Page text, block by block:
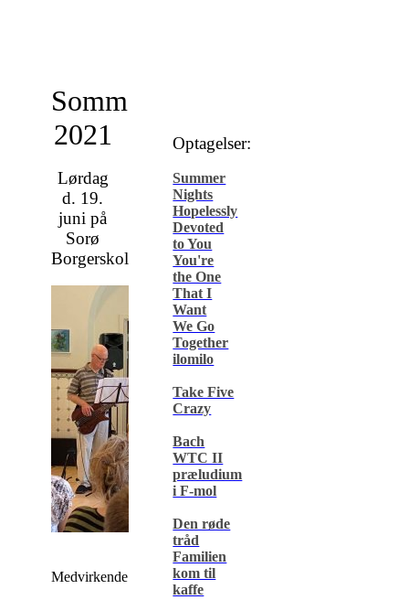
Sommerkoncert
2021
Lørdag
d. 19.
juni på
Sorø
Borgerskole
Medvirkende:
Optagelser:
Summer
Nights
Hopelessly
Devoted
to You
You're
the One
That I
Want
We Go
Together
ilomilo
Take Five
Crazy
Bach
WTC II
præludium
i F-mol
Den røde
tråd
Familien
kom til
kaffe